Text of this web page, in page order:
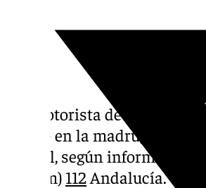
Un motorista de 38 años
tráfico en la madrugada
capital, según informa el
(Cecem) 112 Andalucía.